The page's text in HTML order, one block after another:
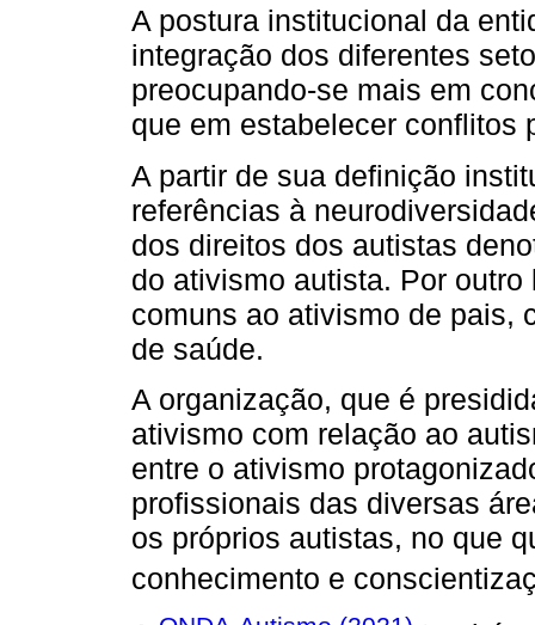
A postura institucional da
integração dos diferentes
preocupando-se mais em
que em estabelecer conflitos
A partir de sua definição
referências à
dos direitos dos autistas
do ativismo autista. Por
comuns ao ativismo de pais,
de saúde.
A organização, que é
ativismo com relação ao
entre o ativismo
profissionais das diversas
os próprios autistas, no que
conhecimento e